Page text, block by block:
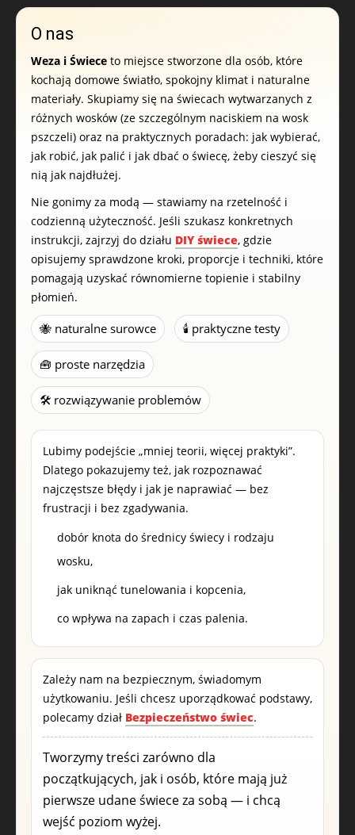
O nas
Weza i Świece to miejsce stworzone dla osób, które
kochają domowe światło, spokojny klimat i naturalne
materiały. Skupiamy się na świecach wytwarzanych z
różnych wosków (ze szczególnym naciskiem na wosk
pszczeli) oraz na praktycznych poradach: jak wybierać,
jak robić, jak palić i jak dbać o świecę, żeby cieszyć się
nią jak najdłużej.
Nie gonimy za modą — stawiamy na rzetelność i
codzienną użyteczność. Jeśli szukasz konkretnych
instrukcji, zajrzyj do działu DIY świece, gdzie
opisujemy sprawdzone kroki, proporcje i techniki, które
pomagają uzyskać równomierne topienie i stabilny
płomień.
🐝 naturalne surowce 🕯️ praktyczne testy
🧰 proste narzędzia
🛠️ rozwiązywanie problemów
Lubimy podejście „mniej teorii, więcej praktyki”.
Dlatego pokazujemy też, jak rozpoznawać
najczęstsze błędy i jak je naprawiać — bez
frustracji i bez zgadywania.
dobór knota do średnicy świecy i rodzaju
wosku,
jak uniknąć tunelowania i kopcenia,
co wpływa na zapach i czas palenia.
Zależy nam na bezpiecznym, świadomym
użytkowaniu. Jeśli chcesz uporządkować podstawy,
polecamy dział Bezpieczeństwo świec.
Tworzymy treści zarówno dla
początkujących, jak i osób, które mają już
pierwsze udane świece za sobą — i chcą
wejść poziom wyżej.